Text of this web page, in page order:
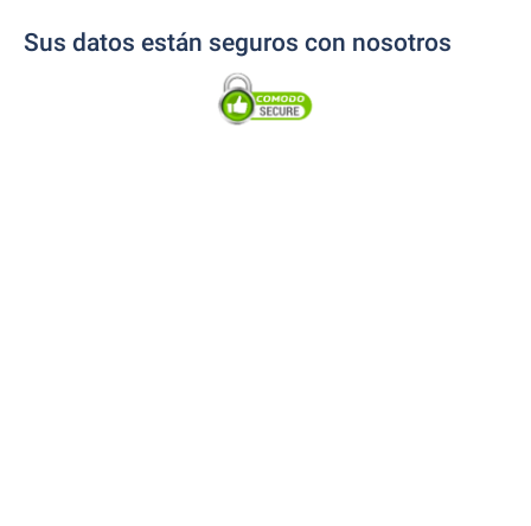
Sus datos están seguros con nosotros